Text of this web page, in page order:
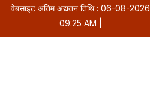
वेबसाइट अंतिम अद्यतन तिथि : 06-08-2026
09:25 AM |